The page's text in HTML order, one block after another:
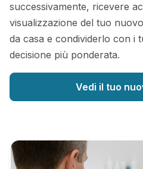
successivamente, ricevere
visualizzazione del tuo
da casa e condividerlo con i
decisione più ponderata.
Vedi il tuo